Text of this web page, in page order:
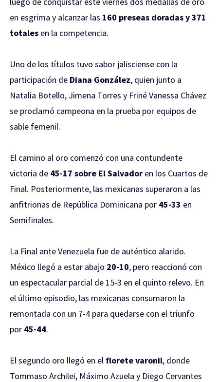
en esgrima y alcanzar las 160 preseas doradas y 371
totales en la competencia.
Uno de los títulos tuvo sabor jalisciense con la
participación de Diana González, quien junto a
Natalia Botello, Jimena Torres y Friné Vanessa Chávez
se proclamó campeona en la prueba por equipos de
sable femenil.
El camino al oro comenzó con una contundente
victoria de 45-17 sobre El Salvador en los Cuartos de
Final. Posteriormente, las mexicanas superaron a las
anfitrionas de República Dominicana por 45-33 en
Semifinales.
La Final ante Venezuela fue de auténtico alarido.
México llegó a estar abajo 20-10, pero reaccionó con
un espectacular parcial de 15-3 en el quinto relevo. En
el último episodio, las mexicanas consumaron la
remontada con un 7-4 para quedarse con el triunfo
por 45-44.
El segundo oro llegó en el florete varonil, donde
Tommaso Archilei, Máximo Azuela y Diego Cervantes